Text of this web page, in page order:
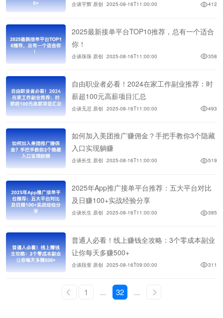
企谈宇辉 原创 2025-08-16T11:00:00 412
2025最新接单平台TOP10推荐，总有一个适合
你！
企谈珠珠 原创 2025-08-16T11:00:00 358
自由职业者必看！2024在家工作副业推荐：时
薪超100元高薪项目汇总
企谈无忌 原创 2025-08-16T11:00:00 493
如何加入美团推广赚佣金？手把手教你3个隐藏
入口实现躺赚
企谈长生 原创 2025-08-16T11:00:00 519
2025年App推广接单平台推荐：五大平台对比
及日赚100+实战经验分享
企谈长生 原创 2025-08-16T11:00:00 385
普通人必看！线上赚钱全攻略：3个零成本副业
让你每天多赚500+
企谈段誉 原创 2025-08-16T09:00:00 311
1 ... 32 ...